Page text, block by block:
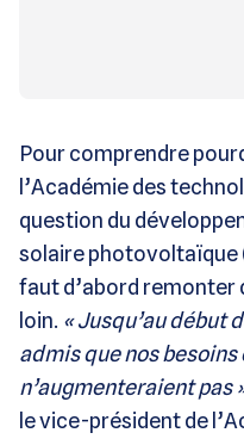
Pour comprendre
l’Académie des
question du
solaire photovoltaïque
faut d’abord remonter
loin. « Jusqu’au début
admis que nos
n’augmenteraient pas
le vice-président de